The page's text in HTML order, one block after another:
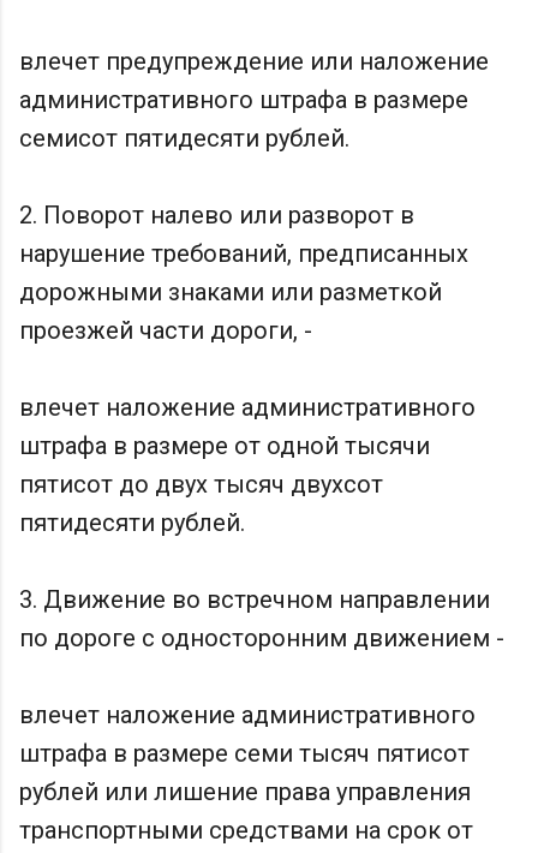
влечет предупреждение или наложение
административного штрафа в размере
семисот пятидесяти рублей.
2. Поворот налево или разворот в
нарушение требований, предписанных
дорожными знаками или разметкой
проезжей части дороги, -
влечет наложение административного
штрафа в размере от одной тысячи
пятисот до двух тысяч двухсот
пятидесяти рублей.
3. Движение во встречном направлении
по дороге с односторонним движением -
влечет наложение административного
штрафа в размере семи тысяч пятисот
рублей или лишение права управления
транспортными средствами на срок от